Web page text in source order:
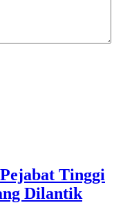
Tinggi
Dilantik